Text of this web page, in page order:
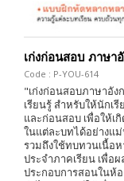
เก่งก่อนสอบ ภาษา
Code : P-YOU-614
"เก่งก่อนสอบภาษาอัง
เรียนรู้ สำหรับให้นักเ
และก่อนสอบ เพื่อให้เ
ในแต่ละบทได้อย่างแ
รวมถึงใช้ทบทวนเนื้อ
ประจำภาคเรียน เพื่อ
ประกอบการสอนในห้